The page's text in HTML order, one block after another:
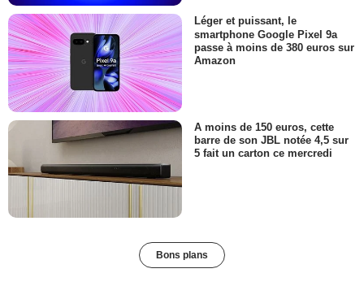
Léger et puissant, le
smartphone Google Pixel 9a
passe à moins de 380 euros sur
Amazon
A moins de 150 euros, cette
barre de son JBL notée 4,5 sur
5 fait un carton ce mercredi
Bons plans